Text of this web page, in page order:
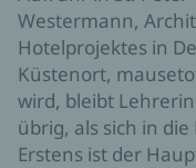
Westermann,
Hotelprojektes in
Küstenort,
wird, bleibt
übrig, als sich in
Erstens ist der